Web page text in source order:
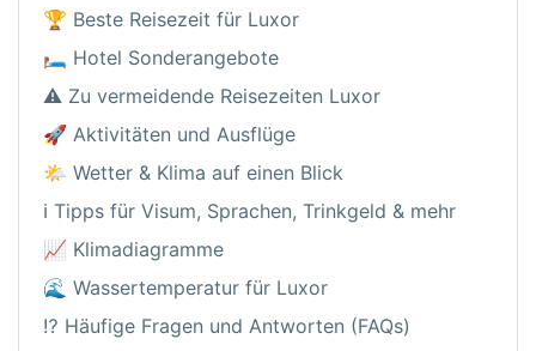
🏆 Beste Reisezeit für Luxor
🛏️ Hotel Sonderangebote
⚠️ Zu vermeidende Reisezeiten Luxor
🚀 Aktivitäten und Ausflüge
🌤️ Wetter & Klima auf einen Blick
ℹ️ Tipps für Visum, Sprachen, Trinkgeld & mehr
📈 Klimadiagramme
🌊 Wassertemperatur für Luxor
⁉️ Häufige Fragen und Antworten (FAQs)